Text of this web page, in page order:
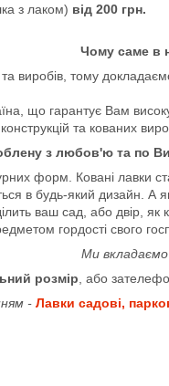
з лаком) від 200 грн.
Чому саме в
виробів, тому
що гарантує Вам високу
та кованих
з любов'ю та по
форм. Ковані лавки
в будь-який дизайн.
ваш сад, або двір,
гордості свого
Ми
розмір , або
- Лавки садові,